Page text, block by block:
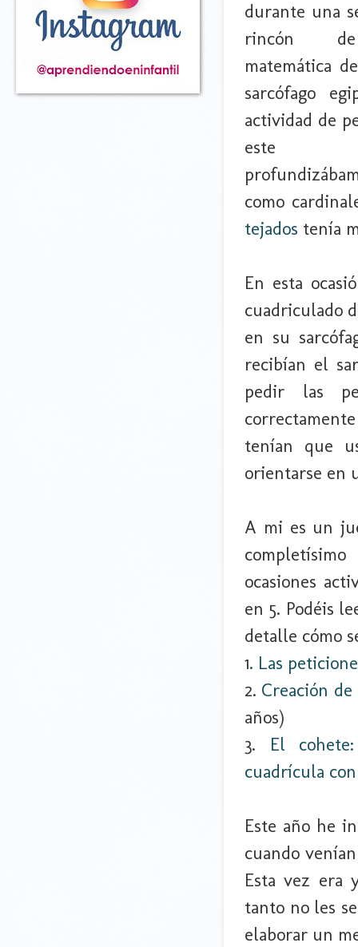
durante una
rincón
matemática
sarcófago
actividad de
este
como
tejados tenía
En esta
cuadriculado
en su
recibían el
pedir las
tenían que
orientarse en
A mi es un
ocasiones
en 5. Podéis
detalle cómo
1. Las
2. Creación
años)
3. El
cuadrícula
Este año he
cuando
Esta vez era
tanto no les
elaborar un